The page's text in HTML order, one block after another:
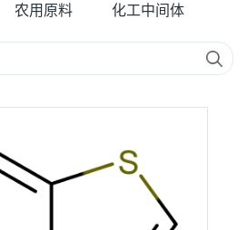
农用原料 化工中间体